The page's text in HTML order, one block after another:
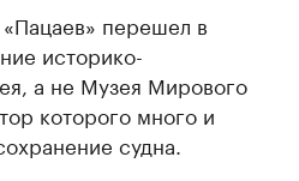
перешел в
историко-
а не Музея Мирового
которого много и
судна.